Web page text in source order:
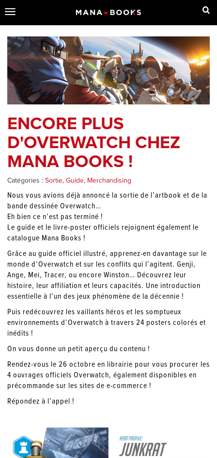
Toggle
navigation
ENCORE PLUS
D'OVERWATCH CHEZ
MANA BOOKS !
Catégories : Sortie, Guide, Merchandising
Nous vous avions déjà annoncé la sortie de l’artbook et de la
bande dessinée Overwatch…
Eh bien ce n’est pas terminé !
Le guide et le livre-poster officiels rejoignent également le
catalogue Mana Books !
Grâce au guide officiel illustré, apprenez-en davantage sur le
monde d’Overwatch et sur les conflits qui l’agitent. Genji,
Ange, Mei, Tracer, ou encore Winston… Découvrez leur
histoire, leur affiliation et leurs capacités. Une introduction
essentielle à l’un des jeux phénomène de la décennie !
Puis redécouvrez les vaillants héros et les somptueux
environnements d’Overwatch à travers 24 posters colorés et
inédits !
On vous donne un petit aperçu du contenu !
Rendez-vous le 26 octobre en librairie pour vous procurer les
4 ouvrages officiels Overwatch, également disponibles en
précommande sur les sites de e-commerce !
Répondez à l’appel !